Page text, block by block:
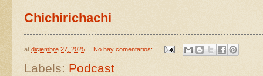
Chichirichachi
at diciembre 27, 2025 No hay comentarios:
Labels: Podcast